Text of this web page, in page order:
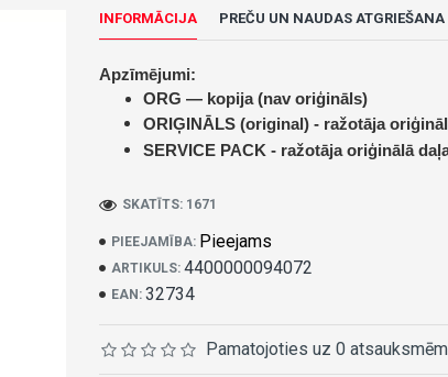
INFORMĀCIJA PREČU UN NAUDAS ATGRIEŠANA
Apzīmējumi:
ORG — kopija (nav oriģināls)
ORIĢINĀLS (original) - ražotāja
SERVICE PACK - ražotāja oriģinālā
PIEEJAMĪBA: Pieejams
ARTIKULS: 4400000094072
EAN: 32734
SKATĪTS: 1671
Pamatojoties uz 0